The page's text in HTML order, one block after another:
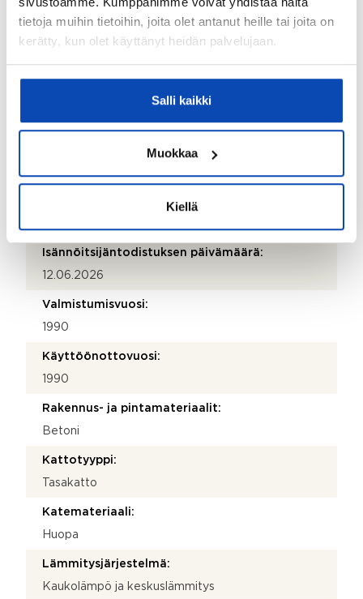
tietoja muihin tietoihin, joita olet antanut heille tai joita on
kerätty, kun olet käyttänyt heidän palvelujaan.
Salli kaikki
Muokkaa
Kiellä
emma.ahola@kiinteistotahkola.fi
Puhelinnumero:
207 488 147
Isännöitsijäntodistuksen päivämäärä:
12.06.2026
Valmistumisvuosi:
1990
Käyttöönottovuosi:
1990
Rakennus- ja pintamateriaalit:
Betoni
Kattotyyppi:
Tasakatto
Katemateriaali:
Huopa
Lämmitysjärjestelmä:
Kaukolämpö ja keskuslämmitys